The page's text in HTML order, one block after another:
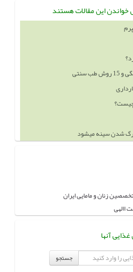
خواندن این مقالات هستند
شدن سينه ميشود
زنان و مامایی ایران
االهی
آنها
جستجو